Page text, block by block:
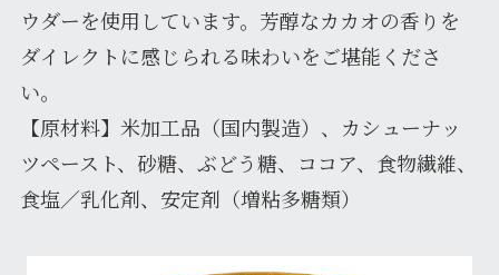
ウダーを使用しています。芳醇なカカオの香りを
ダイレクトに感じられる味わいをご堪能くださ
い。
【原材料】米加工品（国内製造）、カシューナッ
ツペースト、砂糖、ぶどう糖、ココア、食物繊維、
食塩／乳化剤、安定剤（増粘多糖類）